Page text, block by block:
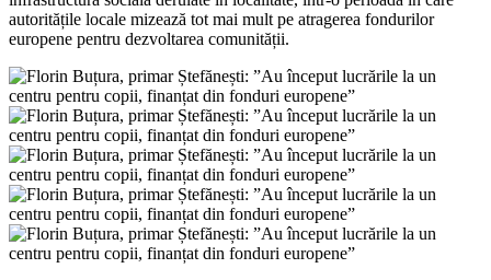
autoritățile locale mizează tot mai mult pe atragerea fondurilor
europene pentru dezvoltarea comunității.